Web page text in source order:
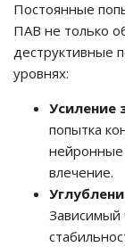
Постоянные
ПАВ не только
деструктивные
уровнях:
Усиление
попытка
нейронные
влечение.
Зависимый